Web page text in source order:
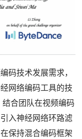
码技术发展需求，
网络编码工具的技
合团队在视频编码
入神经网络环路滤
保持混合编码框架